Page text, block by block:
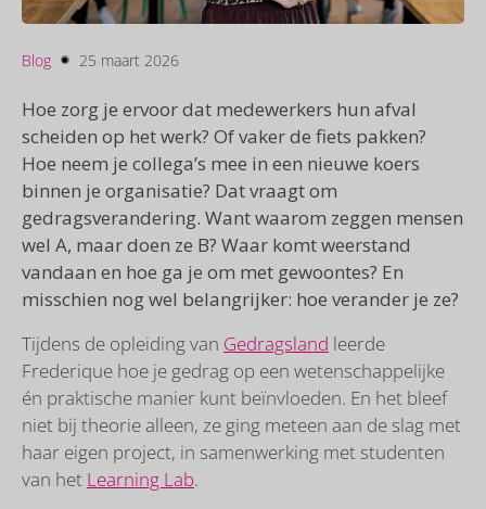
Blog 25 maart 2026
Hoe zorg je ervoor dat medewerkers hun afval
scheiden op het werk? Of vaker de fiets pakken?
Hoe neem je collega’s mee in een nieuwe koers
binnen je organisatie? Dat vraagt om
gedragsverandering. Want waarom zeggen mensen
wel A, maar doen ze B? Waar komt weerstand
vandaan en hoe ga je om met gewoontes? En
misschien nog wel belangrijker: hoe verander je ze?
Tijdens de opleiding van Gedragsland leerde
Frederique hoe je gedrag op een wetenschappelijke
én praktische manier kunt beïnvloeden. En het bleef
niet bij theorie alleen, ze ging meteen aan de slag met
haar eigen project, in samenwerking met studenten
van het Learning Lab.